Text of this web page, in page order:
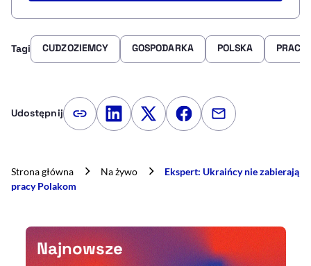
Najnowsze
Tagi CUDZOZIEMCY GOSPODARKA POLSKA PRACA
Udostępnij Kopiuj link artykułu
Udostępnij na LinkedIn
Udostępnij na Twitterze
Udostępnij na
Udostępnij
Strona główna Na żywo
Ekspert: Ukraińcy nie zabierają
pracy Polakom